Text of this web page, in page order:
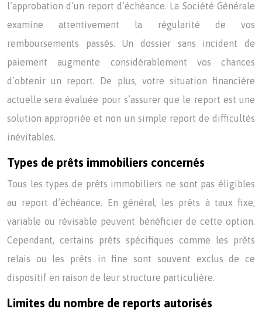
l’approbation d’un report d’échéance. La Société Générale
examine attentivement la régularité de vos
remboursements passés. Un dossier sans incident de
paiement augmente considérablement vos chances
d’obtenir un report. De plus, votre situation financière
actuelle sera évaluée pour s’assurer que le report est une
solution appropriée et non un simple report de difficultés
inévitables.
Types de prêts immobiliers concernés
Tous les types de prêts immobiliers ne sont pas éligibles
au report d’échéance. En général, les prêts à taux fixe,
variable ou révisable peuvent bénéficier de cette option.
Cependant, certains prêts spécifiques comme les prêts
relais ou les prêts in fine sont souvent exclus de ce
dispositif en raison de leur structure particulière.
Limites du nombre de reports autorisés